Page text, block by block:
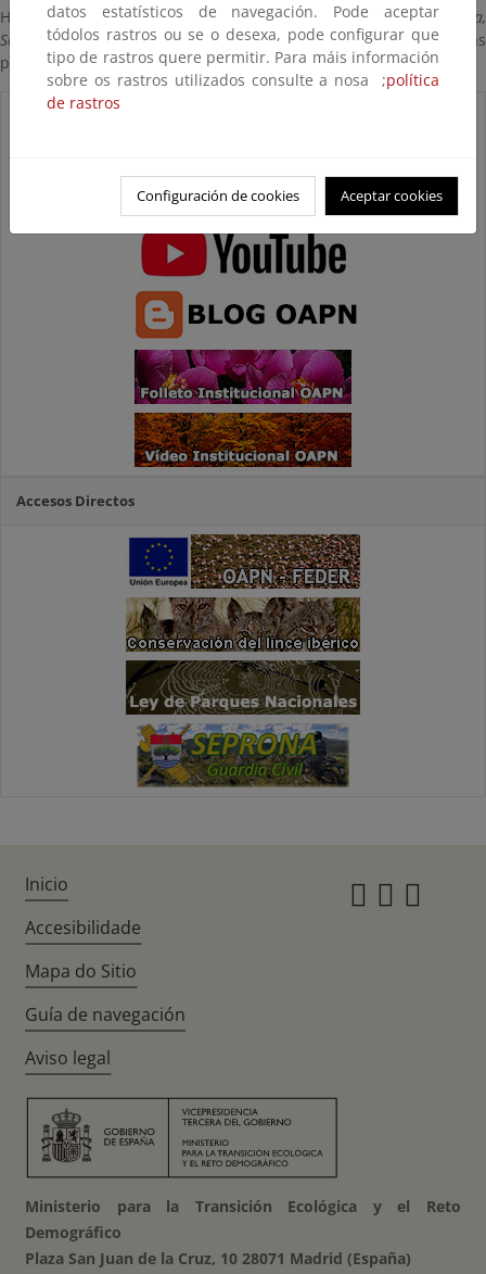
Hay 5 taxones amenazados (Acer monspessulanum, Prunas insititia,
Sorbus hybrida, Sorbus torminalisyValeriana apula) cuyas únicas
poblaciones conocidas en Sierra Nevada están en esta finca.
Accesos Directos
datos estatísticos de navegación. Pode aceptar
tódolos rastros ou se o desexa, pode configurar que
tipo de rastros quere permitir. Para máis información
sobre os rastros utilizados consulte a nosa ;política
de rastros
Configuración de cookies Aceptar cookies
Inicio
Accesibilidade
Mapa do Sitio
Guía de navegación
Aviso legal
Ministerio para la Transición Ecológica y el Reto
Demográfico
Plaza San Juan de la Cruz, 10 28071 Madrid (España)